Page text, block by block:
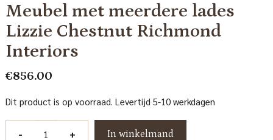
Meubel met meerdere lades
Lizzie Chestnut Richmond
Interiors
€856.00
Dit product is op voorraad. Levertijd 5-10 werkdagen
- + In winkelmand